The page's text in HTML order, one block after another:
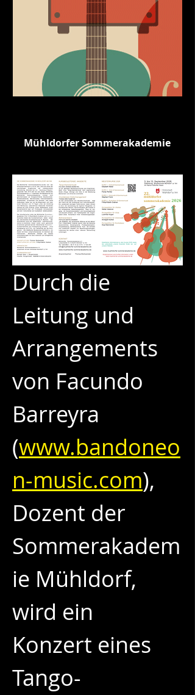
Mühldorfer Sommerakademie
Durch die
Leitung und
Arrangements
von Facundo
Barreyra
(www.bandoneo
n-music.com),
Dozent der
Sommerakadem
ie Mühldorf,
wird ein
Konzert eines
Tango-